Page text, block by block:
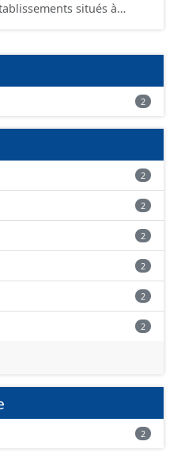
du standard CNIG Sites
pas la référence aux
à ce jour. Il est filtré au-
se limitant aux SCI.
2
2
2
2
2
2
2
2